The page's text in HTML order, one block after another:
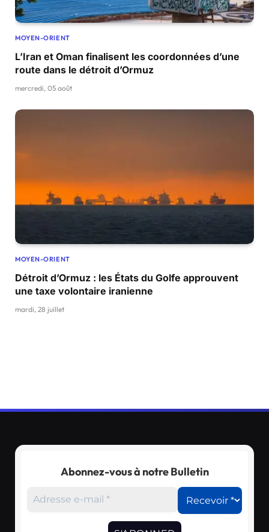
MOYEN-ORIENT
L’Iran et Oman finalisent les coordonnées d’une
route dans le détroit d’Ormuz
mercredi, 05 août
MOYEN-ORIENT
Détroit d’Ormuz : les États du Golfe approuvent
une taxe volontaire iranienne
mardi, 28 juillet
Abonnez-vous à notre Bulletin